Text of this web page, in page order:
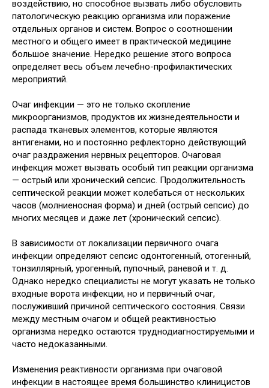
воздействию, но способное вызвать либо обусловить
патологическую реакцию организма или поражение
отдельных органов и систем. Вопрос о соотношении
местного и общего имеет в практической медицине
большое значение. Нередко решение этого вопроса
определяет весь объем лечебно-профилактических
мероприятий.
Очаг инфекции — это не только скопление
микроорганизмов, продуктов их жизнедеятельности и
распада тканевых элементов, которые являются
антигенами, но и постоянно рефлекторно действующий
очаг раздражения нервных рецепторов. Очаговая
инфекция может вызвать особый тип реакции организма
— острый или хронический сепсис. Продолжительность
септической реакции может колебаться от нескольких
часов (молниеносная форма) и дней (острый сепсис) до
многих месяцев и даже лет (хронический сепсис).
В зависимости от локализации первичного очага
инфекции определяют сепсис одонтогенный, отогенный,
тонзиллярный, урогенный, пупочный, раневой и т. д.
Однако нередко специалисты не могут указать не только
входные ворота инфекции, но и первичный очаг,
послуживший причиной септического состояния. Связи
между местным очагом и общей реактивностью
организма нередко остаются труднодиагностируемыми и
часто недоказанными.
Изменения реактивности организма при очаговой
инфекции в настоящее время большинство клиницистов